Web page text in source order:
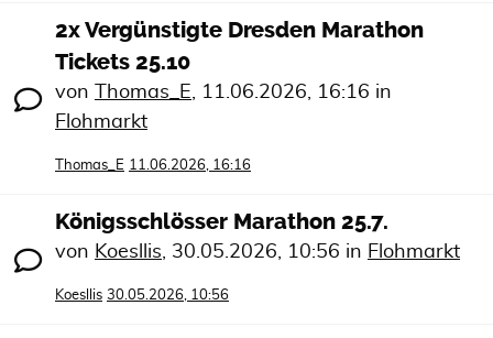
2x Vergünstigte Dresden Marathon
Tickets 25.10
von Thomas_E, 11.06.2026, 16:16 in
Flohmarkt
Thomas_E 11.06.2026, 16:16
Königsschlösser Marathon 25.7.
von Koesllis, 30.05.2026, 10:56 in Flohmarkt
Koesllis 30.05.2026, 10:56